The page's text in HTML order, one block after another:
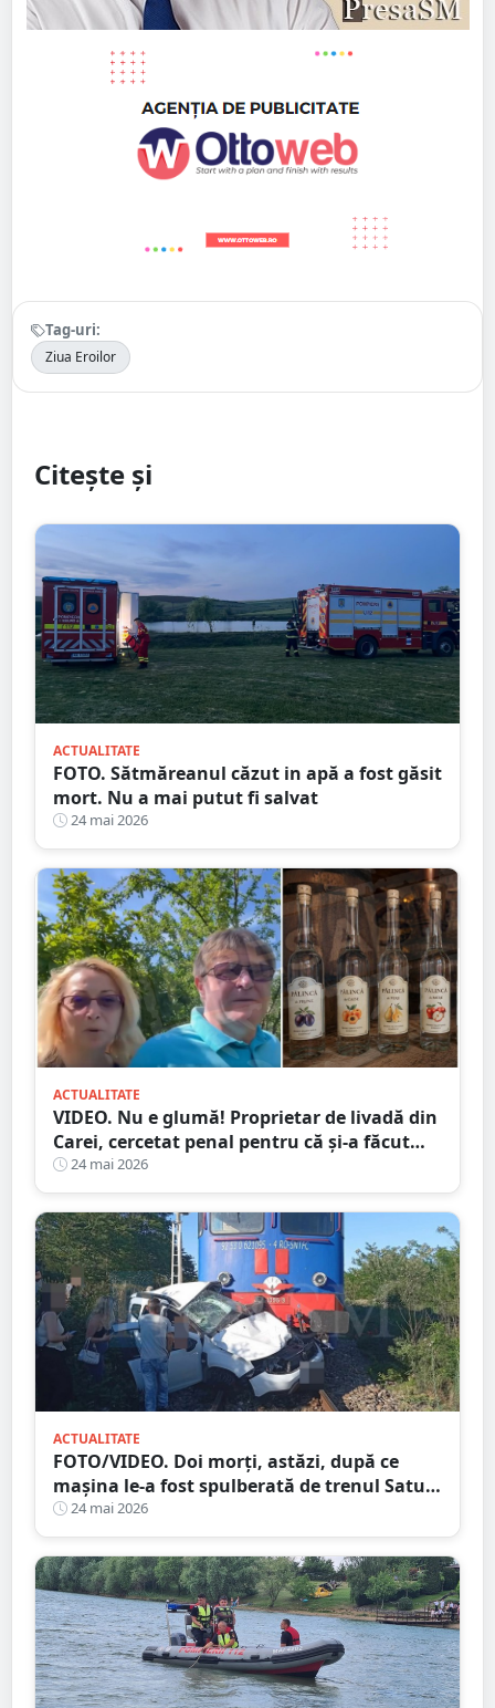
Tag-uri:
Ziua Eroilor
Citește și
ACTUALITATE
FOTO. Sătmăreanul căzut in apă a fost găsit
mort. Nu a mai putut fi salvat
24 mai 2026
ACTUALITATE
VIDEO. Nu e glumă! Proprietar de livadă din
Carei, cercetat penal pentru că și-a făcut
pălincă! Nu a vândut-o, ci a strâns-o
24 mai 2026
ACTUALITATE
FOTO/VIDEO. Doi morți, astăzi, după ce
mașina le-a fost spulberată de trenul Satu
Mare - Oradea
24 mai 2026